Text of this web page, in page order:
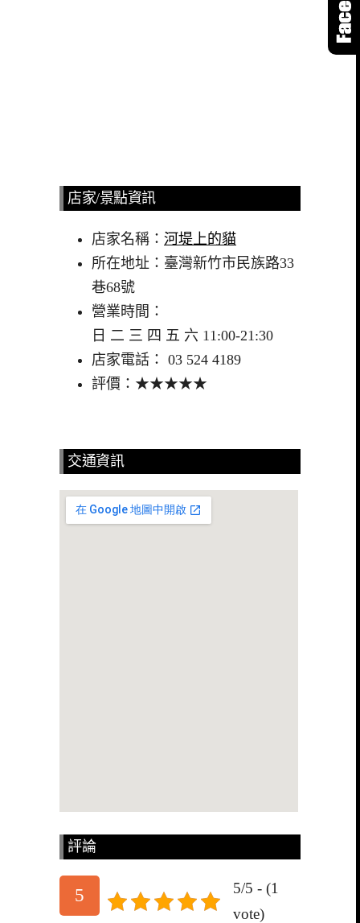
店家/景點資訊
店家名稱： 河堤上的貓
所在地址：臺灣新竹市民族路33
巷68號
營業時間：
日 二 三 四 五 六 11:00-21:30
店家電話： 03 524 4189
評價：★★★★★
交通資訊
評論
5
5/5 - (1
vote)